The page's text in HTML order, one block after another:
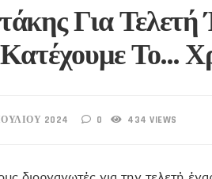
Για Τελετή
Το…
2024 0 434 VIEWS